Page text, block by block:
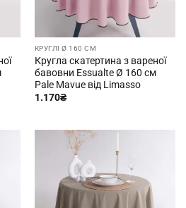
КРУГЛІ Ø 160 СМ
Кругла скатертина з вареної
бавовни Essualte Ø 160 см
Pale Mavue від Limasso
1.170₴